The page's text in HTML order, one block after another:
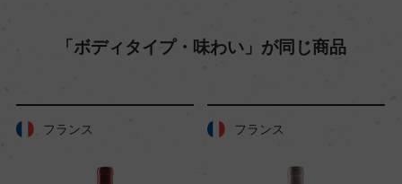
「ボディタイプ・味わい」が同じ商品
フランス フランス